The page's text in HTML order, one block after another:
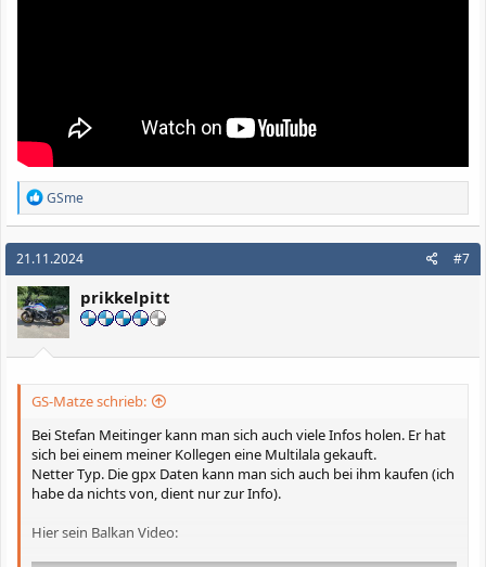
R
e
a
k
t
i
o
n
e
n
GSme
21.11.2024 #7
prikkelpitt
GS-Matze schrieb:
Bei Stefan Meitinger kann man sich auch viele Infos holen. Er hat
sich bei einem meiner Kollegen eine Multilala gekauft.
Netter Typ. Die gpx Daten kann man sich auch bei ihm kaufen (ich
habe da nichts von, dient nur zur Info).
Hier sein Balkan Video: